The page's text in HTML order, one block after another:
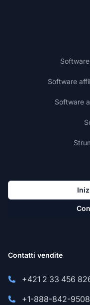
Software
Software
Contatti vendite
+421 2 33 456
+1-888-842-9508